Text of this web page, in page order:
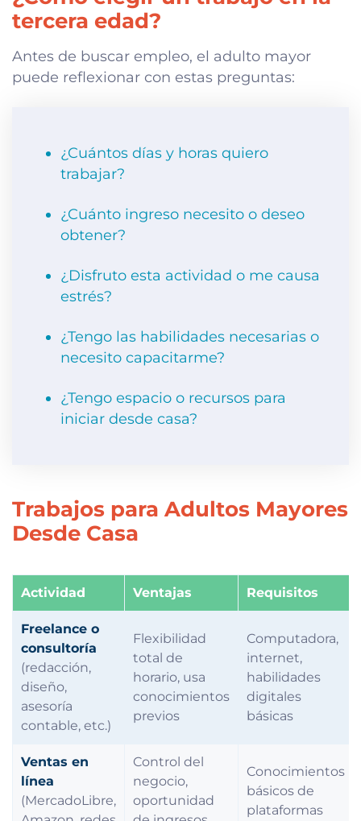
tercera edad?
Antes de buscar empleo, el adulto mayor
puede reflexionar con estas preguntas:
¿Cuántos días y horas quiero
trabajar?
¿Cuánto ingreso necesito o deseo
obtener?
¿Disfruto esta actividad o me causa
estrés?
¿Tengo las habilidades necesarias o
necesito capacitarme?
¿Tengo espacio o recursos para
iniciar desde casa?
Trabajos para Adultos Mayores
Desde Casa
Actividad Ventajas Requisitos
Freelance o
consultoría
(redacción,
diseño,
asesoría
contable, etc.)
Flexibilidad
total de
horario, usa
conocimientos
previos
Computadora,
internet,
habilidades
digitales
básicas
Ventas en
línea
(MercadoLibre,
Control del
negocio,
oportunidad
Conocimientos
básicos de
plataformas